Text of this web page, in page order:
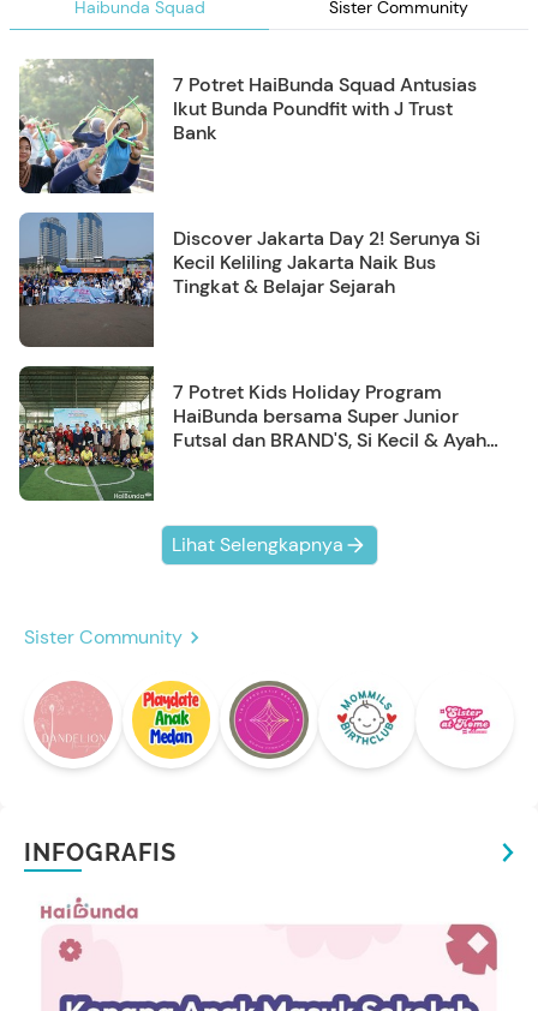
Haibunda Squad Sister Community
7 Potret HaiBunda Squad Antusias
Ikut Bunda Poundfit with J Trust
Bank
Discover Jakarta Day 2! Serunya Si
Kecil Keliling Jakarta Naik Bus
Tingkat & Belajar Sejarah
7 Potret Kids Holiday Program
HaiBunda bersama Super Junior
Futsal dan BRAND'S, Si Kecil & Ayah
Lihat Selengkapnya
Sister Community
INFOGRAFIS